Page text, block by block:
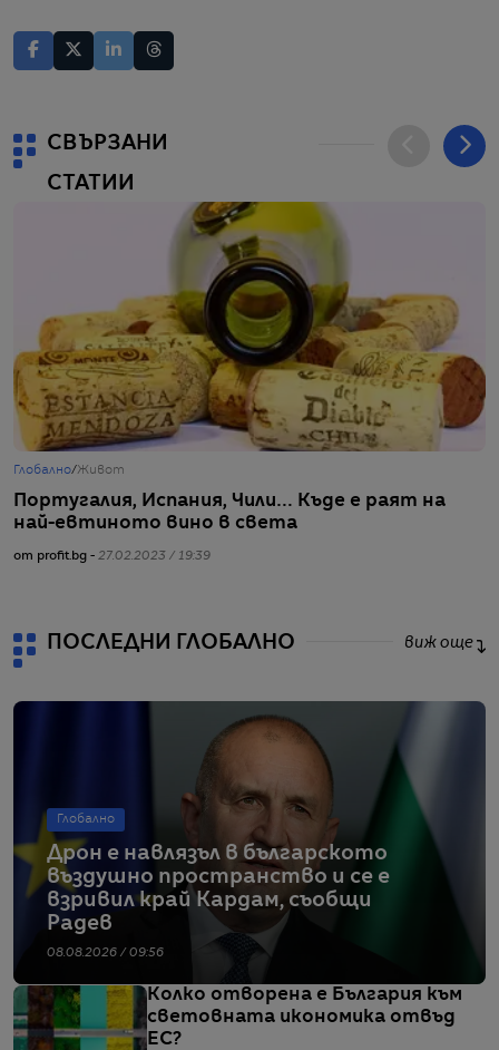
СВЪРЗАНИ
СТАТИИ
Глобално/Живот
Португалия, Испания, Чили… Къде е раят на
най-евтиното вино в света
от profit.bg - 27.02.2023 / 19:39
ПОСЛЕДНИ ГЛОБАЛНО виж още
Глобално
Дрон е навлязъл в българското
въздушно пространство и се е
взривил край Кардам, съобщи
Радев
08.08.2026 / 09:56
Колко отворена е България към
световната икономика отвъд
ЕС?